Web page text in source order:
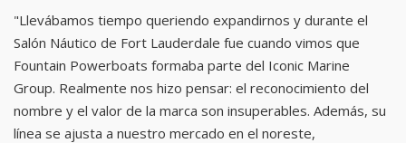
"Llevábamos tiempo queriendo expandirnos y durante el
Salón Náutico de Fort Lauderdale fue cuando vimos que
Fountain Powerboats formaba parte del Iconic Marine
Group. Realmente nos hizo pensar: el reconocimiento del
nombre y el valor de la marca son insuperables. Además, su
línea se ajusta a nuestro mercado en el noreste,